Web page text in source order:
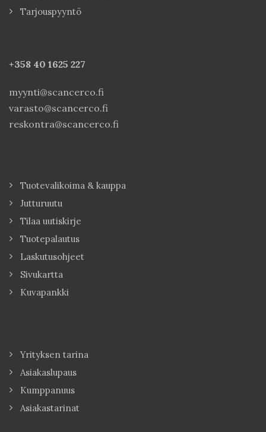
Tarjouspyyntö
+358 40 1625 227
myynti@scancerco.fi
varasto@scancerco.fi
reskontra@scancerco.fi
Tuotevalikoima & kauppa
Jutturuutu
Tilaa uutiskirje
Tuotepalautus
Laskutusohjeet
Sivukartta
Kuvapankki
Yrityksen tarina
Asiakaslupaus
Kumppanuus
Asiakastarinat